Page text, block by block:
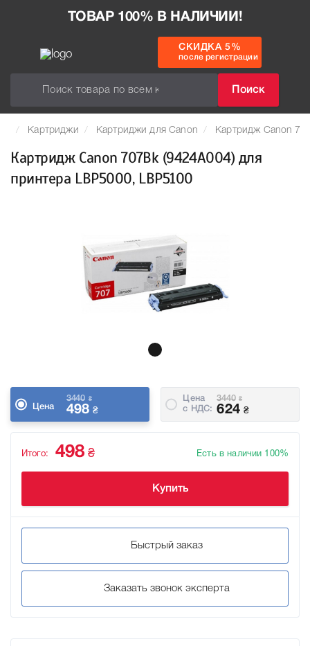
ТОВАР 100% В НАЛИЧИИ!
Поиск
СКИДКА 5%
после регистрации
Картриджи Картриджи для Canon Картридж Canon
Картридж Canon 707Bk (9424A004) для
принтера LBР5000, LBР5100
Цена
3440 ₴
498 ₴
Цена
c НДС:
3440 ₴
624 ₴
Есть в наличии 100%
Итого: 498 ₴
Купить
Быстрый заказ
Заказать звонок эксперта